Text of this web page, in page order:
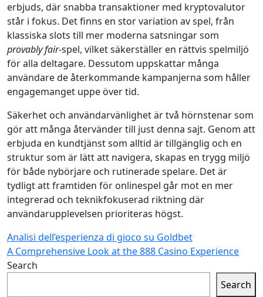
erbjuds, där snabba transaktioner med kryptovalutor
står i fokus. Det finns en stor variation av spel, från
klassiska slots till mer moderna satsningar som
provably fair-spel, vilket säkerställer en rättvis spelmiljö
för alla deltagare. Dessutom uppskattar många
användare de återkommande kampanjerna som håller
engagemanget uppe över tid.
Säkerhet och användarvänlighet är två hörnstenar som
gör att många återvänder till just denna sajt. Genom att
erbjuda en kundtjänst som alltid är tillgänglig och en
struktur som är lätt att navigera, skapas en trygg miljö
för både nybörjare och rutinerade spelare. Det är
tydligt att framtiden för onlinespel går mot en mer
integrerad och teknikfokuserad riktning där
användarupplevelsen prioriteras högst.
Analisi dell’esperienza di gioco su Goldbet
A Comprehensive Look at the 888 Casino Experience
Search
Search